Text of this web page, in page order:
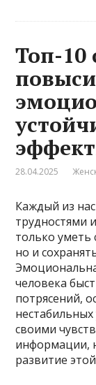
Топ-10
28.04.2025
Каждый из
трудностями
только уметь
но и
человека
потрясений,
своими
информации,
развитие